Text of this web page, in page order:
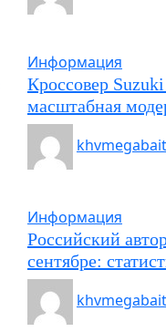
Информация
Кроссовер
масштабная
khvmegabait
Информация
Российский
сентябре:
khvmegabait